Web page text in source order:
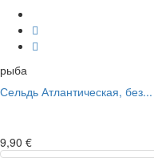
рыба
Сельдь Атлантическая, без...
9,90 €